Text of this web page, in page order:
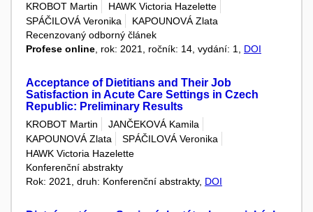
KROBOT Martin
HAWK Victoria Hazelette
SPÁČILOVÁ Veronika
KAPOUNOVÁ Zlata
Recenzovaný odborný článek
Profese online, rok: 2021, ročník: 14, vydání: 1, DOI
Acceptance of Dietitians and Their Job
Satisfaction in Acute Care Settings in Czech
Republic: Preliminary Results
KROBOT Martin
JANČEKOVÁ Kamila
KAPOUNOVÁ Zlata
SPÁČILOVÁ Veronika
HAWK Victoria Hazelette
Konferenční abstrakty
Rok: 2021, druh: Konferenční abstrakty, DOI